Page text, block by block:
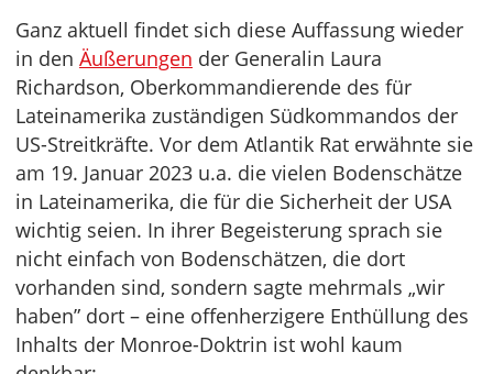
Ganz aktuell findet sich diese Auffassung wieder
in den Äußerungen der Generalin Laura
Richardson, Oberkommandierende des für
Lateinamerika zuständigen Südkommandos der
US-Streitkräfte. Vor dem Atlantik Rat erwähnte sie
am 19. Januar 2023 u.a. die vielen Bodenschätze
in Lateinamerika, die für die Sicherheit der USA
wichtig seien. In ihrer Begeisterung sprach sie
nicht einfach von Bodenschätzen, die dort
vorhanden sind, sondern sagte mehrmals „wir
haben” dort – eine offenherzigere Enthüllung des
Inhalts der Monroe-Doktrin ist wohl kaum